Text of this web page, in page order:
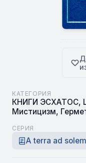
КАТЕГОРИЯ
КНИГИ ЭСХАТОС,
Мистицизм,
СЕРИЯ
A terra ad solem